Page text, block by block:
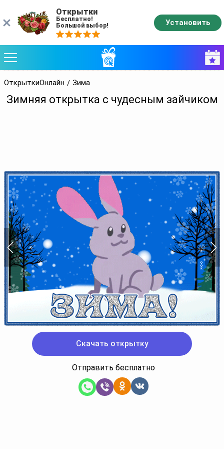
ОткрыткиОнлайн Зима
Зимняя открытка с чудесным зайчиком
Скачать открытку
Отправить бесплатно
Открытки
Бесплатно!
Большой выбор!
Установить